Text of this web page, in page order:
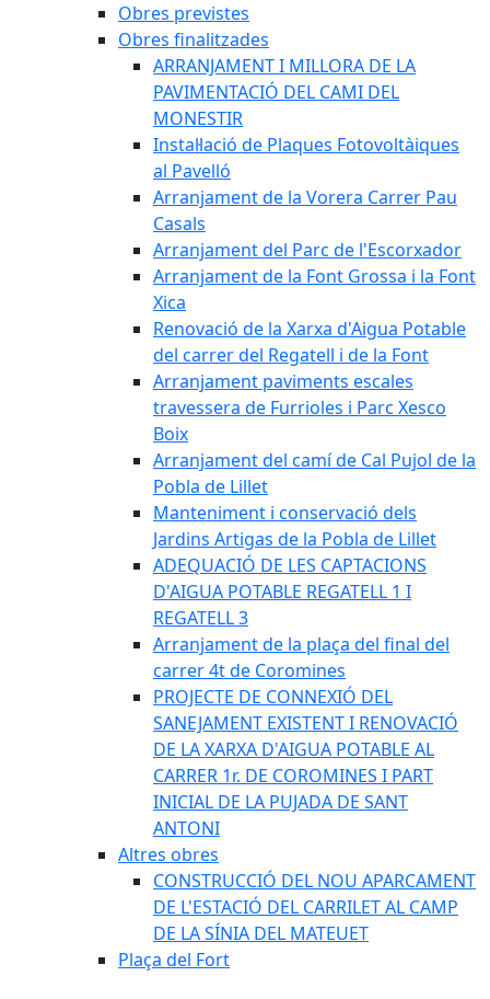
Obres previstes
Obres finalitzades
ARRANJAMENT I MILLORA DE LA
PAVIMENTACIÓ DEL CAMI DEL
MONESTIR
Instal·lació de Plaques Fotovoltàiques
al Pavelló
Arranjament de la Vorera Carrer Pau
Casals
Arranjament del Parc de l'Escorxador
Arranjament de la Font Grossa i la Font
Xica
Renovació de la Xarxa d'Aigua Potable
del carrer del Regatell i de la Font
Arranjament paviments escales
travessera de Furrioles i Parc Xesco
Boix
Arranjament del camí de Cal Pujol de la
Pobla de Lillet
Manteniment i conservació dels
Jardins Artigas de la Pobla de Lillet
ADEQUACIÓ DE LES CAPTACIONS
D'AIGUA POTABLE REGATELL 1 I
REGATELL 3
Arranjament de la plaça del final del
carrer 4t de Coromines
PROJECTE DE CONNEXIÓ DEL
SANEJAMENT EXISTENT I RENOVACIÓ
DE LA XARXA D'AIGUA POTABLE AL
CARRER 1r. DE COROMINES I PART
INICIAL DE LA PUJADA DE SANT
ANTONI
Altres obres
CONSTRUCCIÓ DEL NOU APARCAMENT
DE L'ESTACIÓ DEL CARRILET AL CAMP
DE LA SÍNIA DEL MATEUET
Plaça del Fort